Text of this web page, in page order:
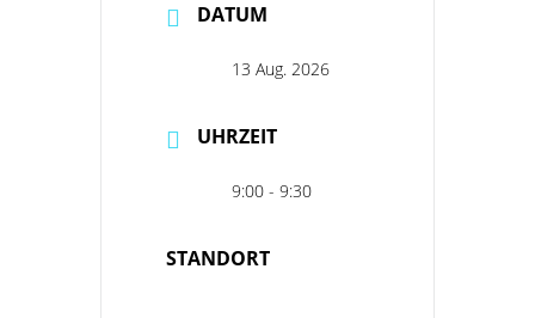
DATUM
13 Aug. 2026
UHRZEIT
9:00 - 9:30
STANDORT